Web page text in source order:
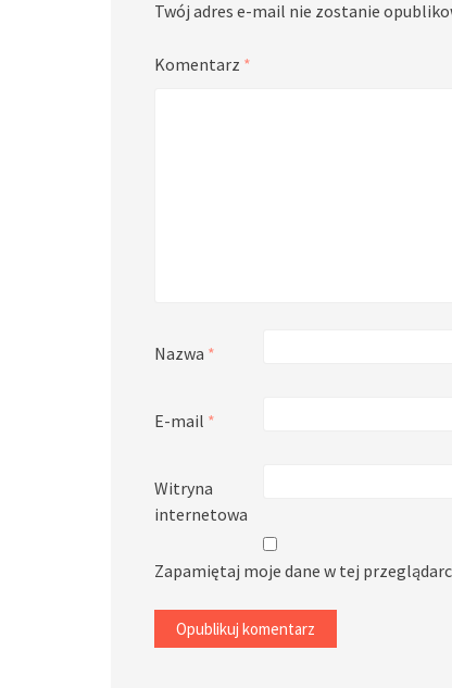
Twój adres e-mail nie zostanie
Komentarz *
Nazwa *
E-mail *
Witryna
internetowa
Zapamiętaj moje dane w tej